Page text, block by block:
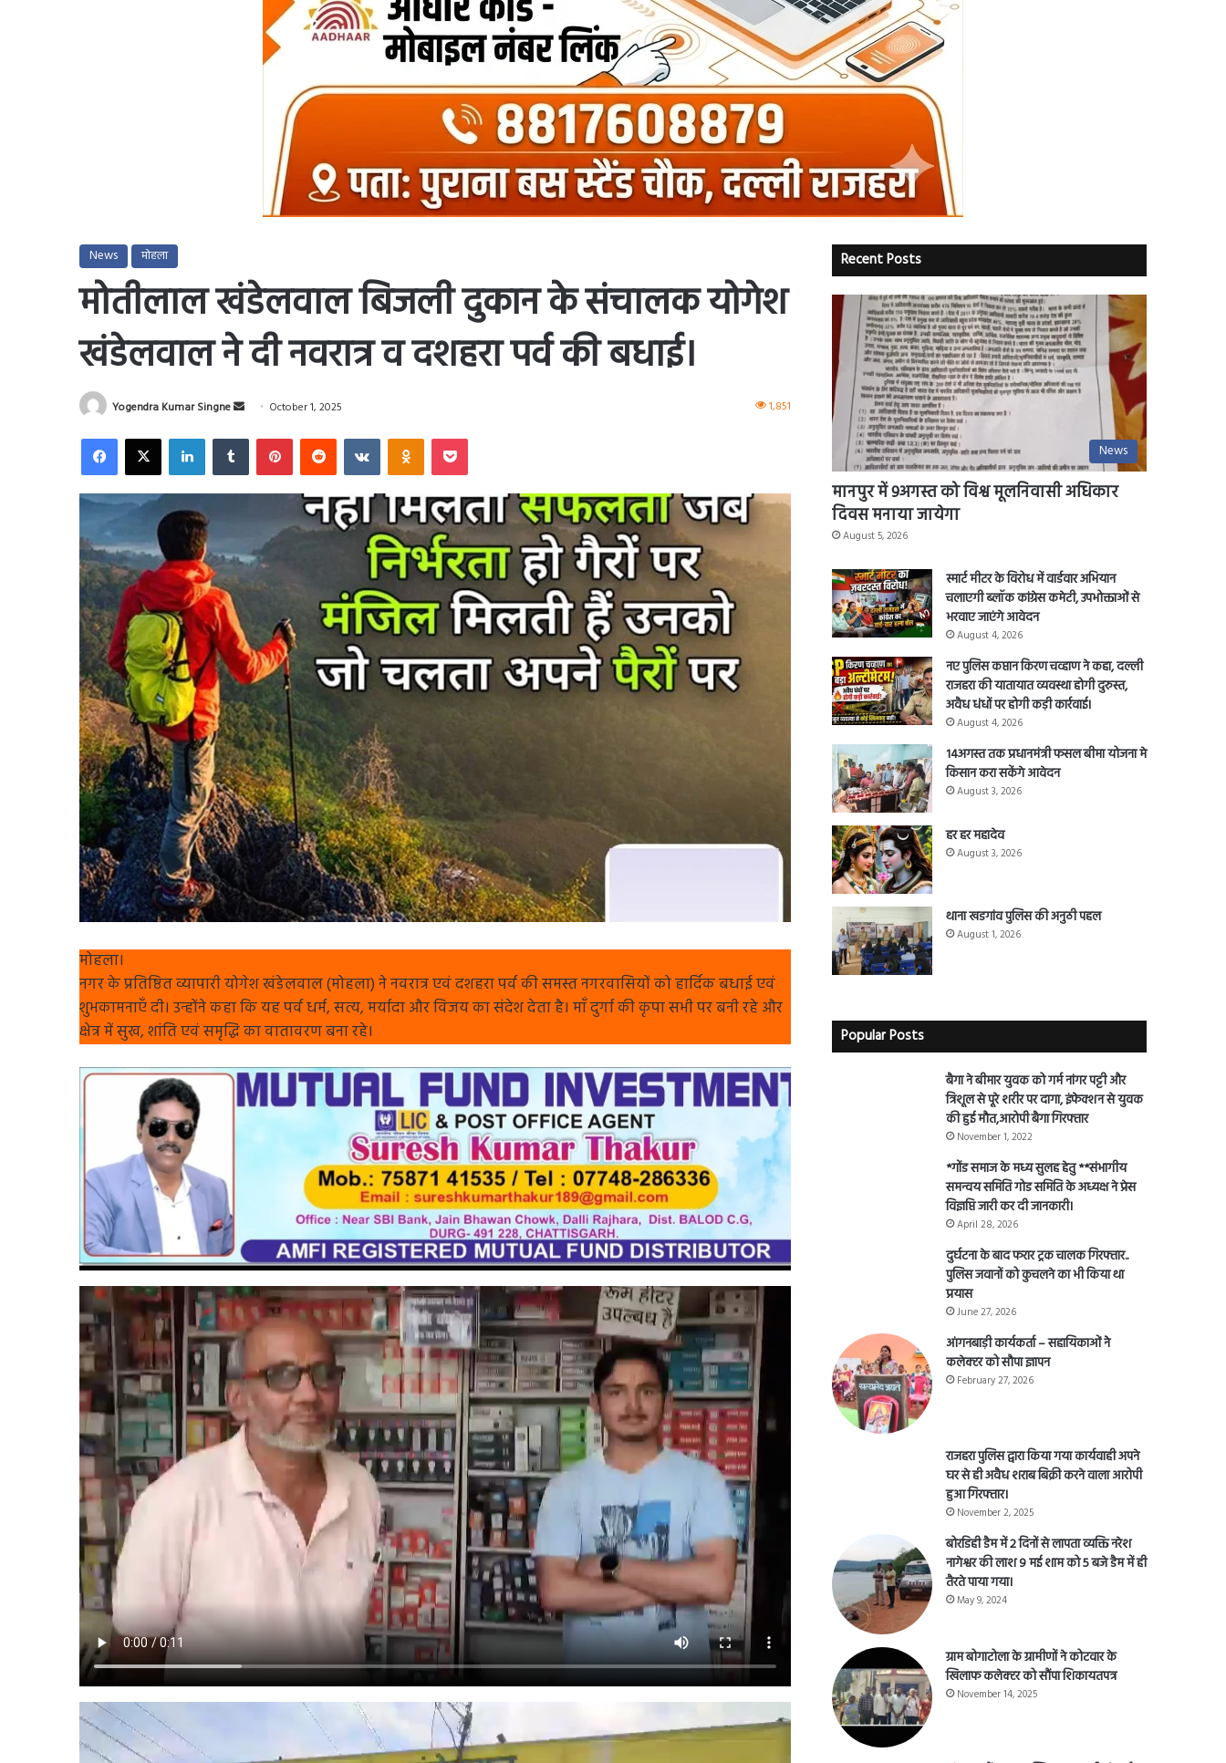
News मोहला
मोतीलाल खंडेलवाल बिजली दुकान के संचालक योगेश
खंडेलवाल ने दी नवरात्र व दशहरा पर्व की बधाई।
Yogendra Kumar Singne
Send
email
October 1, 2025 1,851
Facebook
X LinkedInTumblrPinterestRedditVKontakteOdnoklassniki
Pocket
मोहला।
नगर के प्रतिष्ठित व्यापारी योगेश खंडेलवाल (मोहला) ने नवरात्र एवं दशहरा पर्व की समस्त नगरवासियों को हार्दिक बधाई एवं
शुभकामनाएँ दी। उन्होंने कहा कि यह पर्व धर्म, सत्य, मर्यादा और विजय का संदेश देता है। माँ दुर्गा की कृपा सभी पर बनी रहे और
क्षेत्र में सुख, शांति एवं समृद्धि का वातावरण बना रहे।
Recent Posts
News
मानपुर में 9अगस्त को विश्व मूलनिवासी अधिकार
दिवस मनाया जायेगा
August 5, 2026
स्मार्ट मीटर के विरोध में वार्डवार अभियान
चलाएगी ब्लॉक कांग्रेस कमेटी, उपभोक्ताओं से
भरवाए जाएंगे आवेदन
August 4, 2026
नए पुलिस कप्तान किरण चव्हाण ने कहा, दल्ली
राजहरा की यातायात व्यवस्था होगी दुरुस्त,
अवैध धंधों पर होगी कड़ी कार्रवाई।
August 4, 2026
14अगस्त तक प्रधानमंत्री फसल बीमा योजना मे
किसान करा सकेंगे आवेदन
August 3, 2026
हर हर महादेव
August 3, 2026
थाना खडगांव पुलिस की अनुठी पहल
August 1, 2026
Popular Posts
बैगा ने बीमार युवक को गर्म नांगर पट्टी और
त्रिशूल से पूरे शरीर पर दागा, इंफेक्शन से युवक
की हुई मौत,आरोपी बैगा गिरफ्तार
November 1, 2022
*गोंड समाज के मध्य सुलह हेतु **संभागीय
समन्वय समिति गोड समिति के अध्यक्ष ने प्रेस
विज्ञप्ति जारी कर दी जानकारी।
April 28, 2026
दुर्घटना के बाद फरार ट्रक चालक गिरफ्तार..
पुलिस जवानों को कुचलने का भी किया था
प्रयास
June 27, 2026
आंगनबाड़ी कार्यकर्ता – सहायिकाओं नेे
कलेक्टर को सौपा ज्ञापन
February 27, 2026
राजहरा पुलिस द्वारा किया गया कार्यवाही अपने
घर से ही अवैध शराब बिक्री करने वाला आरोपी
हुआ गिरफ्तार।
November 2, 2025
बोरडिही डैम में 2 दिनों से लापता व्यक्ति नरेश
नागेश्वर की लाश 9 मई शाम को 5 बजे डैम में ही
तैरते पाया गया।
May 9, 2024
ग्राम बोगाटोला के ग्रामीणों ने कोटवार के
खिलाफ कलेक्टर को सौंपा शिकायतपत्र
November 14, 2025